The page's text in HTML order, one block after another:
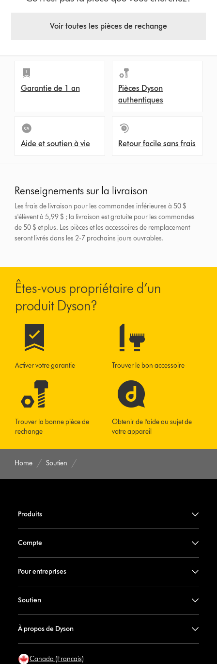
Voir toutes les pièces de rechange
Garantie de 1 an
Pièces Dyson
authentiques
Aide et soutien à vie Retour facile sans frais
Renseignements sur la livraison
Les frais de livraison pour les commandes inférieures à 50 $
s'élèvent à 5,99 $ ; la livraison est gratuite pour les commandes
de 50 $ et plus. Les pièces et les accessoires de remplacement
seront livrés dans les 2-7 prochains jours ouvrables.
Êtes-vous propriétaire d’un
produit Dyson?
Activer votre garantie Trouver le bon accessoire
Trouver la bonne pièce de
rechange
Obtenir de l’aide au sujet de
votre appareil
Home Soutien
Produits
Compte
Pour entreprises
Soutien
À propos de Dyson
Canada (Francais)